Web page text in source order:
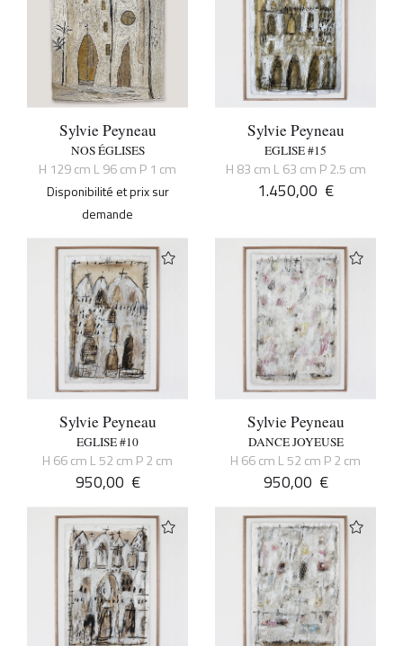
Sylvie Peyneau
NOS ÉGLISES
H 129 cm L 96 cm P 1 cm
Disponibilité et prix sur
demande
Sylvie Peyneau
EGLISE #15
H 83 cm L 63 cm P 2.5 cm
1.450,00 €
Sylvie Peyneau
EGLISE #10
H 66 cm L 52 cm P 2 cm
950,00 €
Sylvie Peyneau
DANCE JOYEUSE
H 66 cm L 52 cm P 2 cm
950,00 €